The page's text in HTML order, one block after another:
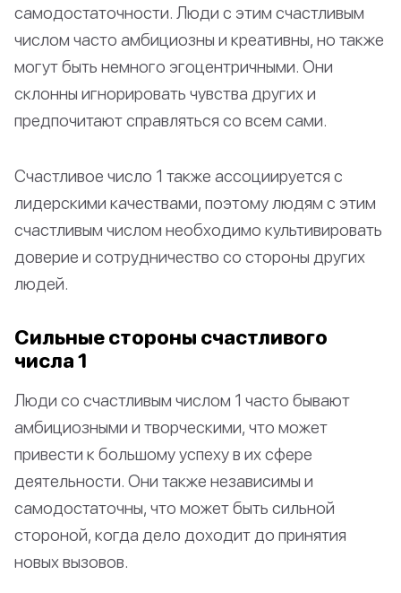
самодостаточности. Люди с этим счастливым
числом часто амбициозны и креативны, но также
могут быть немного эгоцентричными. Они
склонны игнорировать чувства других и
предпочитают справляться со всем сами.
Счастливое число 1 также ассоциируется с
лидерскими качествами, поэтому людям с этим
счастливым числом необходимо культивировать
доверие и сотрудничество со стороны других
людей.
Сильные стороны счастливого
числа 1
Люди со счастливым числом 1 часто бывают
амбициозными и творческими, что может
привести к большому успеху в их сфере
деятельности. Они также независимы и
самодостаточны, что может быть сильной
стороной, когда дело доходит до принятия
новых вызовов.